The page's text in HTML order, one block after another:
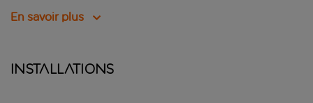
En savoir plus
Installations